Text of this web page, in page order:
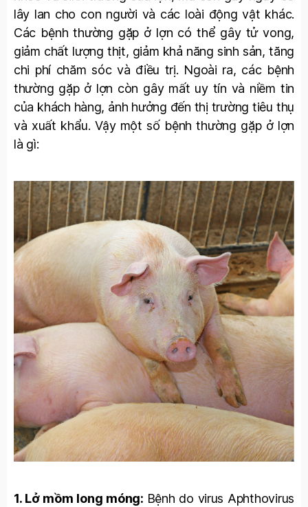
lây lan cho con người và các loài động vật khác.
Các bệnh thường gặp ở lợn có thể gây tử vong,
giảm chất lượng thịt, giảm khả năng sinh sản, tăng
chi phí chăm sóc và điều trị. Ngoài ra, các bệnh
thường gặp ở lợn còn gây mất uy tín và niềm tin
của khách hàng, ảnh hưởng đến thị trường tiêu thụ
và xuất khẩu. Vậy một số bệnh thường gặp ở lợn
là gì:
1. Lở mồm long móng: Bệnh do virus Aphthovirus